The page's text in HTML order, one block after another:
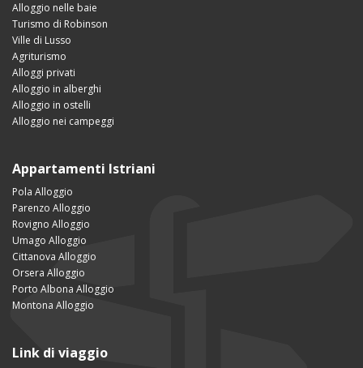
Alloggio nelle baie
Turismo di Robinson
Ville di Lusso
Agriturismo
Alloggi privati
Alloggio in alberghi
Alloggio in ostelli
Alloggio nei campeggi
Appartamenti Istriani
Pola Alloggio
Parenzo Alloggio
Rovigno Alloggio
Umago Alloggio
Cittanova Alloggio
Orsera Alloggio
Porto Albona Alloggio
Montona Alloggio
Link di viaggio